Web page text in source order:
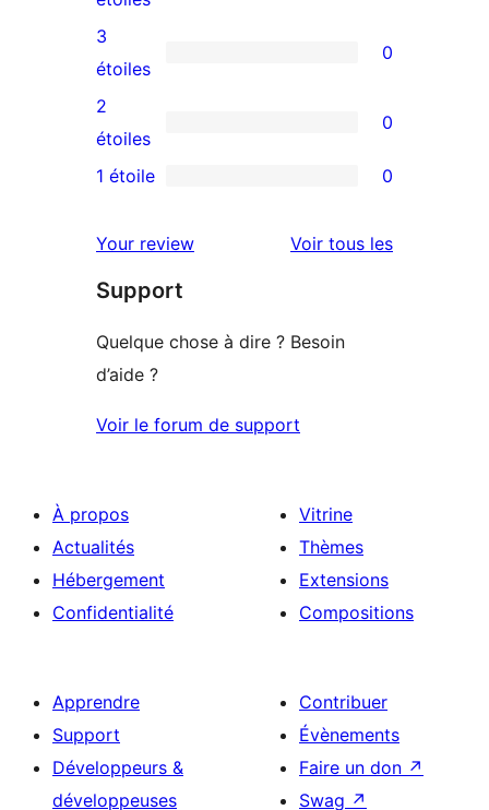
5
étoile
avis
à
4
étoile
0
avis
à
3
3
étoiles
0
0
avis
2
2
étoiles
0
à
1
1 étoile 0
Your review Voir tous lesavis
Support
Quelque chose à dire ? Besoin
d’aide ?
Voir le forum de support
À propos
Actualités
Hébergement
Confidentialité
Vitrine
Thèmes
Extensions
Compositions
Apprendre
Support
Développeurs &
développeuses
Contribuer
Évènements
Faire un don ↗
Swag ↗